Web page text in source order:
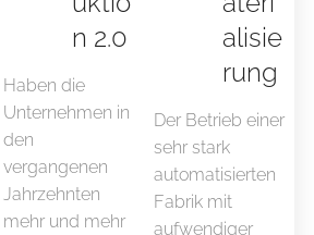
n 2.0
Haben die
Unternehmen in
den
vergangenen
Jahrzehnten
mehr und mehr
alisie
rung
Der Betrieb einer
sehr stark
automatisierten
Fabrik mit
aufwendiger